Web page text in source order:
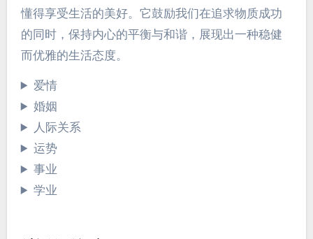
懂得享受生活的美好。它鼓励我们在追求物质成功
的同时，保持内心的平衡与和谐，展现出一种稳健
而优雅的生活态度。
爱情
婚姻
人际关系
运势
事业
学业